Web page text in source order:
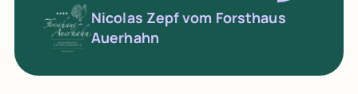
2 in 1: Übersicht & smarte To-do-Liste
Nicolas Zepf vom Forsthaus
Auerhahn